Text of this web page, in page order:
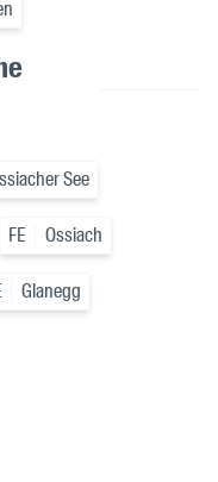
See
FE Ossiach
Glanegg